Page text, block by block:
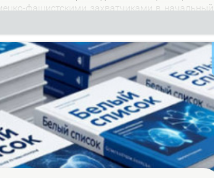
фа­шист­ски­ми за­хват­чи­ка­ми в на­чаль­ный